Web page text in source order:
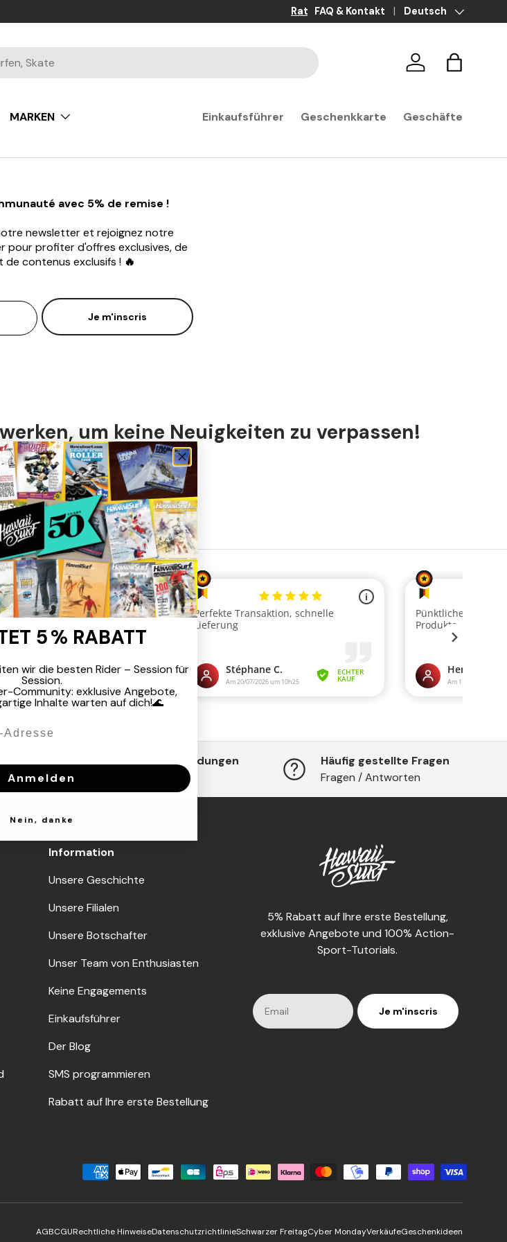
Ratenzahlung in 3x, 4x und 10x ohne
FAQ & Kontakt Sprache
Deutsch
Anmelden
MARKEN
Einkaufsführer Geschenkkarte Geschäfte
avec 5% de remise !
newsletter et rejoignez notre
pour profiter d'offres exclusives, de
de contenus exclusifs ! 🔥
Je m'inscris
um keine Neuigkeiten zu verpassen!
Einfache Rücksendungen
Häufig gestellte Fragen
Fragen / Antworten
Information
Unsere Geschichte
Unsere Filialen
Unsere Botschafter
Unser Team von Enthusiasten
Keine Engagements
Einkaufsführer
Der Blog
SMS programmieren
Rabatt auf Ihre erste Bestellung
5% Rabatt auf Ihre erste Bestellung,
exklusive Angebote und 100% Action-
Sport-Tutorials.
Je m'inscris
Akzeptierte Zahlungsmethoden
AGBCGURechtliche HinweiseDatenschutzrichtlinieSchwarzer FreitagCyber MondayVerkäufeGeschenkideen
5 % RABATT
wir die besten Rider – Session für
Session.
Community: exklusive Angebote,
Inhalte warten auf dich!🌊
Anmelden
Nein, danke